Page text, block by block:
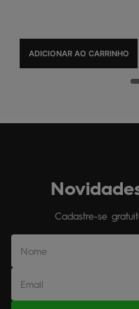
ADICIONAR AO CARRINHO
Cadastre-se